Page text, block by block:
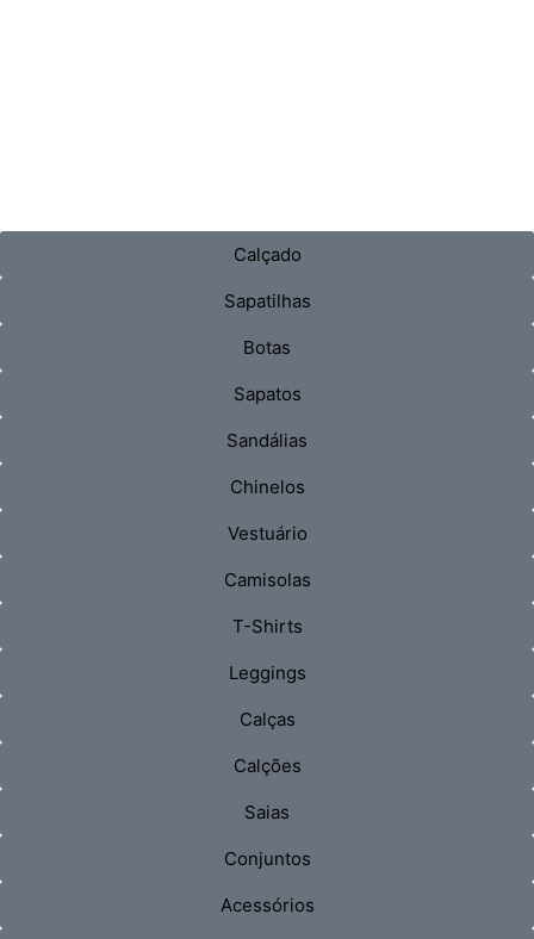
Calçado
Sapatilhas
Botas
Sapatos
Sandálias
Chinelos
Vestuário
Camisolas
T-Shirts
Leggings
Calças
Calções
Saias
Conjuntos
Acessórios